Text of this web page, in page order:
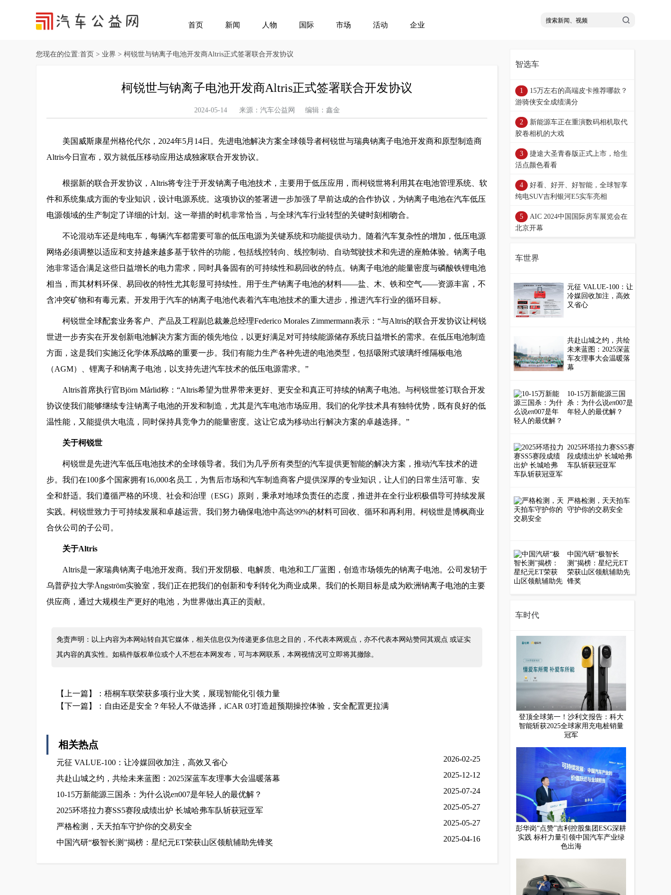
首页 新闻 人物 国际 市场 活动 企业
您现在的位置:首页 > 业界 > 柯锐世与钠离子电池开发商Altris正式签署联合开发协议
柯锐世与钠离子电池开发商Altris正式签署联合开发协议
2024-05-14 来源：汽车公益网 编辑：鑫金
美国威斯康星州格伦代尔，2024年5月14日。先进电池解决方案全球领导者柯锐世与瑞典钠离子电池开发商和原型制造商
Altris今日宣布，双方就低压移动应用达成独家联合开发协议。
根据新的联合开发协议，Altris将专注于开发钠离子电池技术，主要用于低压应用，而柯锐世将利用其在电池管理系统、软
件和系统集成方面的专业知识，设计电源系统。这项协议的签署进一步加强了早前达成的合作协议，为钠离子电池在汽车低压
电源领域的生产制定了详细的计划。这一举措的时机非常恰当，与全球汽车行业转型的关键时刻相吻合。
不论混动车还是纯电车，每辆汽车都需要可靠的低压电源为关键系统和功能提供动力。随着汽车复杂性的增加，低压电源
网络必须调整以适应和支持越来越多基于软件的功能，包括线控转向、线控制动、自动驾驶技术和先进的座舱体验。钠离子电
池非常适合满足这些日益增长的电力需求，同时具备固有的可持续性和易回收的特点。钠离子电池的能量密度与磷酸铁锂电池
相当，而其材料环保、易回收的特性尤其彰显可持续性。用于生产钠离子电池的材料——盐、木、铁和空气——资源丰富，不
含冲突矿物和有毒元素。开发用于汽车的钠离子电池代表着汽车电池技术的重大进步，推进汽车行业的循环目标。
柯锐世全球配套业务客户、产品及工程副总裁兼总经理Federico Morales Zimmermann表示：“与Altris的联合开发协议让柯锐
世进一步夯实在开发创新电池解决方案方面的领先地位，以更好满足对可持续能源储存系统日益增长的需求。在低压电池制造
方面，这是我们实施泛化学体系战略的重要一步。我们有能力生产各种先进的电池类型，包括吸附式玻璃纤维隔板电池
（AGM）、锂离子和钠离子电池，以支持先进汽车技术的低压电源需求。”
Altris首席执行官Björn Mårlid称：“Altris希望为世界带来更好、更安全和真正可持续的钠离子电池。与柯锐世签订联合开发
协议使我们能够继续专注钠离子电池的开发和制造，尤其是汽车电池市场应用。我们的化学技术具有独特优势，既有良好的低
温性能，又能提供大电流，同时保持具竞争力的能量密度。这让它成为移动出行解决方案的卓越选择。”
关于柯锐世
柯锐世是先进汽车低压电池技术的全球领导者。我们为几乎所有类型的汽车提供更智能的解决方案，推动汽车技术的进
步。我们在100多个国家拥有16,000名员工，为售后市场和汽车制造商客户提供深厚的专业知识，让人们的日常生活可靠、安
全和舒适。我们遵循严格的环境、社会和治理（ESG）原则，秉承对地球负责任的态度，推进并在全行业积极倡导可持续发展
实践。柯锐世致力于可持续发展和卓越运营。我们努力确保电池中高达99%的材料可回收、循环和再利用。柯锐世是博枫商业
合伙公司的子公司。
关于Altris
Altris是一家瑞典钠离子电池开发商。我们开发阴极、电解质、电池和工厂蓝图，创造市场领先的钠离子电池。公司发轫于
乌普萨拉大学Ångström实验室，我们正在把我们的创新和专利转化为商业成果。我们的长期目标是成为欧洲钠离子电池的主要
供应商，通过大规模生产更好的电池，为世界做出真正的贡献。
免责声明：以上内容为本网站转自其它媒体，相关信息仅为传递更多信息之目的，不代表本网观点，亦不代表本网站赞同其观点 或证实
其内容的真实性。如稿件版权单位或个人不想在本网发布，可与本网联系，本网视情况可立即将其撤除。
【上一篇】： 梧桐车联荣获多项行业大奖，展现智能化引领力量
【下一篇】： 自由还是安全？年轻人不做选择，iCAR 03打造超预期操控体验，安全配置更拉满
相关热点
元征 VALUE-100：让冷媒回收加注，高效又省心 2026-02-25
共赴山城之约，共绘未来蓝图：2025深蓝车友理事大会温暖落幕 2025-12-12
10-15万新能源三国杀：为什么说eπ007是年轻人的最优解？ 2025-07-24
2025环塔拉力赛SS5赛段成绩出炉 长城哈弗车队斩获冠亚军 2025-05-27
严格检测，天天拍车守护你的交易安全 2025-05-27
中国汽研“极智长测”揭榜：星纪元ET荣获山区领航辅助先锋奖 2025-04-16
智选车
15万左右的高端皮卡推荐哪款？
游骑侠安全成绩满分
新能源车正在重演数码相机取代
胶卷相机的大戏
捷途大圣青春版正式上市，给生
活点颜色看看
好看、好开、好智能，全球智享
纯电SUV吉利银河E5实车亮相
AIC 2024中国国际房车展览会在
北京开幕
车世界
元征 VALUE-100：让
冷媒回收加注，高效
又省心
共赴山城之约，共绘
未来蓝图：2025深蓝
车友理事大会温暖落
幕
10-15万新能源三国
杀：为什么说eπ007是
年轻人的最优解？
2025环塔拉力赛SS5赛
段成绩出炉 长城哈弗
车队斩获冠亚军
严格检测，天天拍车
守护你的交易安全
中国汽研“极智长
测”揭榜：星纪元ET
荣获山区领航辅助先
锋奖
车时代
登顶全球第一！沙利文报告：科大
智能斩获2025全球家用充电桩销量
冠军
彭华岗“点赞”吉利控股集团ESG深耕
实践 标杆力量引领中国汽车产业绿
色出海